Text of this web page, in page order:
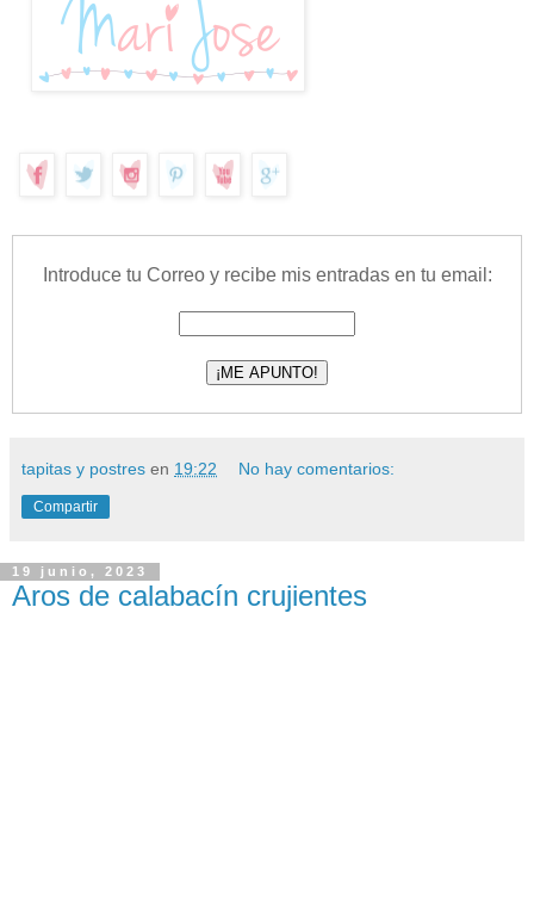
Introduce tu Correo y recibe mis entradas en tu email:
tapitas y postres en 19:22 No hay comentarios:
Compartir
19 junio, 2023
Aros de calabacín crujientes